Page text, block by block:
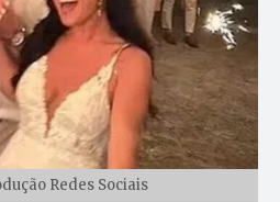
Redes Sociais